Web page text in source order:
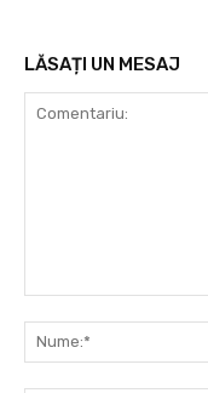
LĂSAȚI UN MESAJ